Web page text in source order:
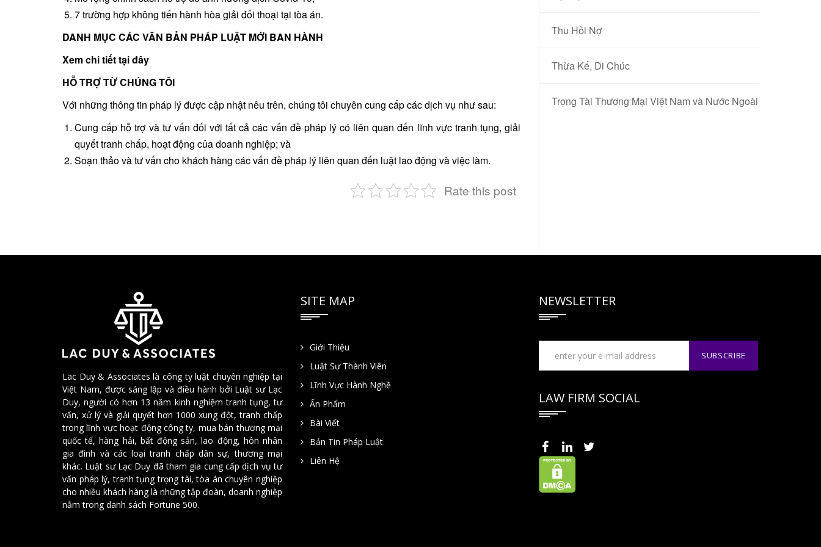
7 trường hợp không tiến hành hòa giải đối thoại tại tòa án.
DANH MỤC CÁC VĂN BẢN PHÁP LUẬT MỚI BAN HÀNH
Xem chi tiết tại đây
HỖ TRỢ TỪ CHÚNG TÔI
Với những thông tin pháp lý được cập nhật nêu trên, chúng tôi chuyên cung cấp các dịch vụ như sau:
Cung cấp hỗ trợ và tư vấn đối với tất cả các vấn đề pháp lý có liên quan đến lĩnh vực tranh tụng, giải
quyết tranh chấp, hoạt động của doanh nghiệp; và
Soạn thảo và tư vấn cho khách hàng các vấn đề pháp lý liên quan đến luật lao động và việc làm.
Rate this post
Thu Hồi Nợ
Thừa Kế, Di Chúc
Trọng Tài Thương Mại Việt Nam và Nước Ngoài
Lac Duy & Associates là công ty luật chuyên nghiệp tại
Việt Nam, được sáng lập và điều hành bởi Luật sư Lạc
Duy, người có hơn 13 năm kinh nghiệm tranh tụng, tư
vấn, xử lý và giải quyết hơn 1000 xung đột, tranh chấp
trong lĩnh vực hoạt động công ty, mua bán thương mại
quốc tế, hàng hải, bất động sản, lao động, hôn nhân
gia đình và các loại tranh chấp dân sự, thương mại
khác. Luật sư Lạc Duy đã tham gia cung cấp dịch vụ tư
vấn pháp lý, tranh tụng trọng tài, tòa án chuyên nghiệp
cho nhiều khách hàng là những tập đoàn, doanh nghiệp
nằm trong danh sách Fortune 500.
SITE MAP
Giới Thiệu
Luật Sư Thành Viên
Lĩnh Vực Hành Nghề
Ấn Phẩm
Bài Viết
Bản Tin Pháp Luật
Liên Hệ
NEWSLETTER
LAW FIRM SOCIAL